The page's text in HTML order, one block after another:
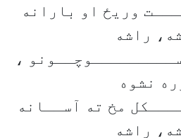
وریځ او بارانه
راشه
،
نشوه
مخ ته آســانه
راشه